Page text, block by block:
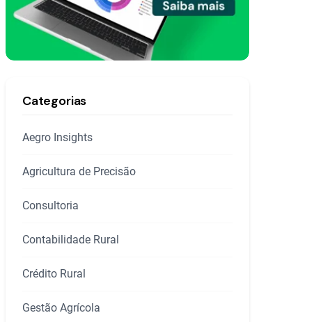
Categorias
Aegro Insights
Agricultura de Precisão
Consultoria
Contabilidade Rural
Crédito Rural
Gestão Agrícola